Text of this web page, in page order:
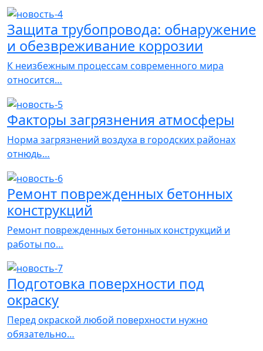
Защита трубопровода: обнаружение
и обезвреживание коррозии
К неизбежным процессам современного мира
относится…
Факторы загрязнения атмосферы
Норма загрязнений воздуха в городских районах
отнюдь…
Ремонт поврежденных бетонных
конструкций
Ремонт поврежденных бетонных конструкций и
работы по…
Подготовка поверхности под
окраску
Перед окраской любой поверхности нужно
обязательно…